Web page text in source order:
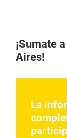
¡Sumate
Aires!
La